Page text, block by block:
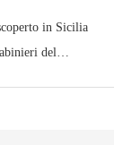
in Sicilia
del…